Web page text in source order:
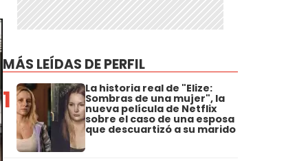
MÁS LEÍDAS DE PERFIL
1 La historia real de "Elize:
Sombras de una mujer", la
nueva película de Netflix
sobre el caso de una esposa
que descuartizó a su marido